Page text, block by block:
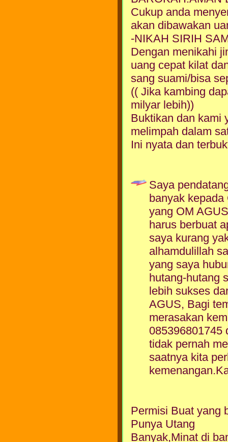
Cukup anda
akan dibawakan
-NIKAH SIRIH
Dengan menikahi
uang cepat kilat
sang suami/bisa
(( Jika kambing
milyar lebih))
Buktikan dan kami
melimpah dalam
Ini nyata dan
Saya
banyak
yang OM
harus berbuat
saya kurang
alhamdulillah
yang saya
hutang-hutang
lebih sukses
AGUS, Bagi
merasakan
085396801745
tidak pernah
saatnya kita
Permisi Buat yang
Punya Utang
Banyak,Minat di